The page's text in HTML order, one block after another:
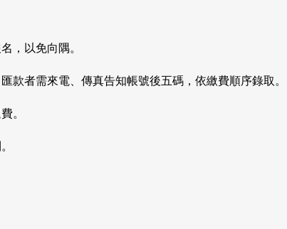
，以免向隅。
款者需來電、傳真告知帳號後五碼，依繳費順序錄取。
。